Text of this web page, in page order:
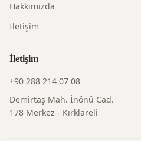
Hakkımızda
İletişim
İletişim
+90 288 214 07 08
Demirtaş Mah. İnönü Cad.
178 Merkez - Kırklareli